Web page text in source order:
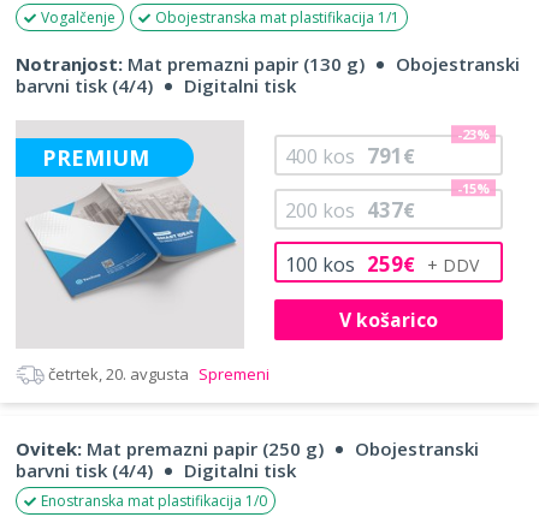
Vogalčenje Obojestranska mat plastifikacija 1/1
Notranjost: Mat premazni papir (130 g)
Obojestranski
barvni tisk (4/4)
Digitalni tisk
PREMIUM
100 kos 259€
200 kos 437€
-15%
400 kos 791€
-23%
V košarico
četrtek, 20. avgusta Spremeni
Ovitek: Mat premazni papir (250 g)
Obojestranski
barvni tisk (4/4)
Digitalni tisk
Enostranska mat plastifikacija 1/0